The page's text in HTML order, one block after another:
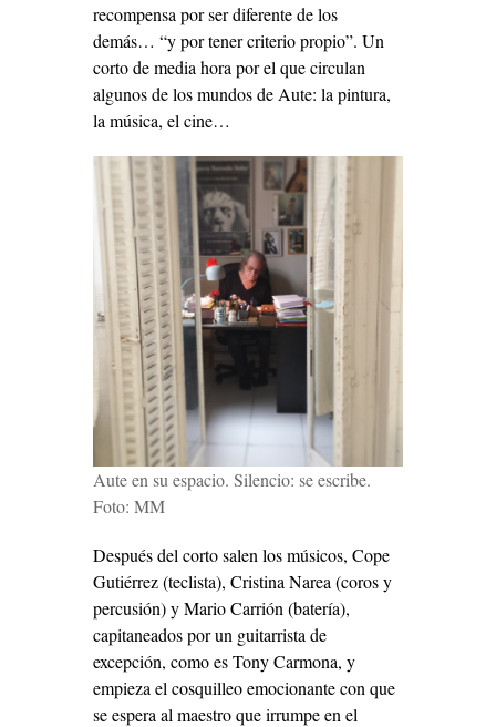
recompensa por ser diferente de los
demás… “y por tener criterio propio”. Un
corto de media hora por el que circulan
algunos de los mundos de Aute: la pintura,
la música, el cine…
Aute en su espacio. Silencio: se escribe.
Foto: MM
Después del corto salen los músicos, Cope
Gutiérrez (teclista), Cristina Narea (coros y
percusión) y Mario Carrión (batería),
capitaneados por un guitarrista de
excepción, como es Tony Carmona, y
empieza el cosquilleo emocionante con que
se espera al maestro que irrumpe en el